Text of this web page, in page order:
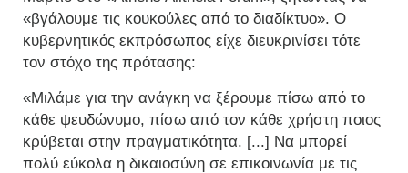
«βγάλουμε τις κουκούλες από το διαδίκτυο». Ο
κυβερνητικός εκπρόσωπος είχε διευκρινίσει τότε
τον στόχο της πρότασης:
«Μιλάμε για την ανάγκη να ξέρουμε πίσω από το
κάθε ψευδώνυμο, πίσω από τον κάθε χρήστη ποιος
κρύβεται στην πραγματικότητα. [...] Να μπορεί
πολύ εύκολα η δικαιοσύνη σε επικοινωνία με τις